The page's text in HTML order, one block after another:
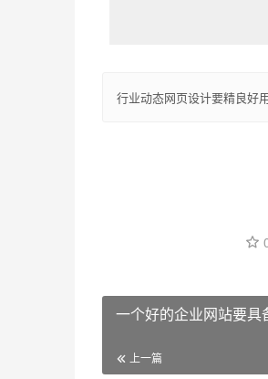
行业动态网页设计要精良好
一个好的企业网站要具
上一篇